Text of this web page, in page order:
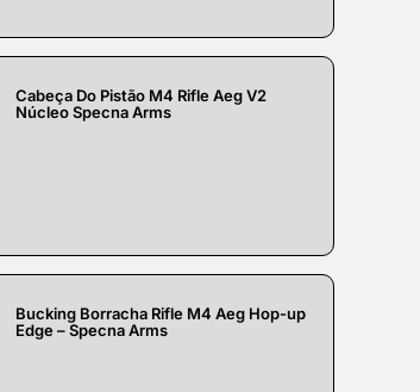
Cabeça Do Pistão M4 Rifle Aeg V2
Núcleo Specna Arms
Bucking Borracha Rifle M4 Aeg Hop-up
Edge – Specna Arms